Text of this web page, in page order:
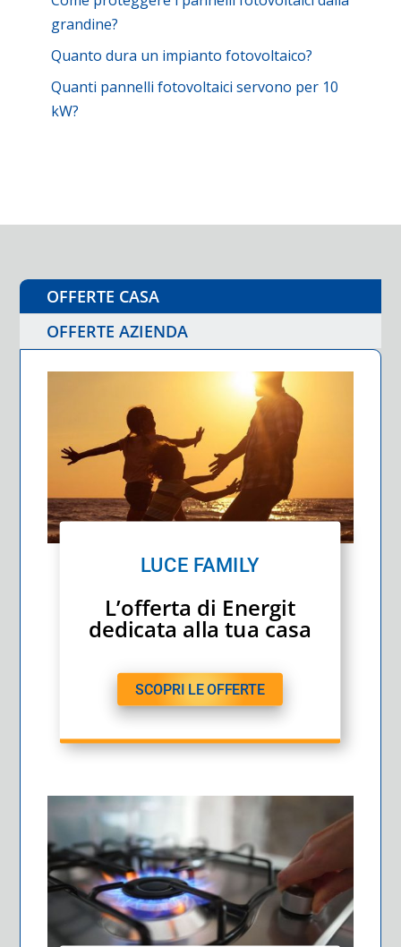
grandine?
Quanto dura un impianto fotovoltaico?
Quanti pannelli fotovoltaici servono per 10
kW?
OFFERTE CASA
OFFERTE AZIENDA
LUCE FAMILY
L’offerta di Energit
dedicata alla tua casa
SCOPRI LE OFFERTE